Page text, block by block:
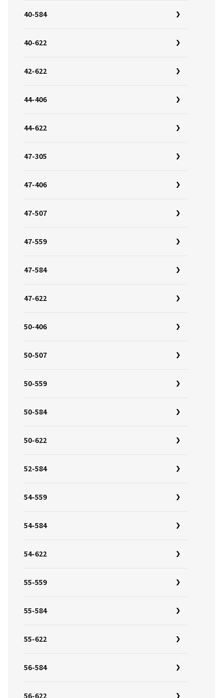
40-584
40-622
42-622
44-406
44-622
47-305
47-406
47-507
47-559
47-584
47-622
50-406
50-507
50-559
50-584
50-622
52-584
54-559
54-584
54-622
55-559
55-584
55-622
56-584